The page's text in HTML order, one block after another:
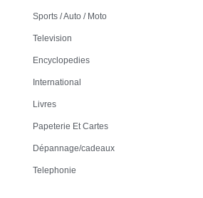
Sports / Auto / Moto
Television
Encyclopedies
International
Livres
Papeterie Et Cartes
Dépannage/cadeaux
Telephonie